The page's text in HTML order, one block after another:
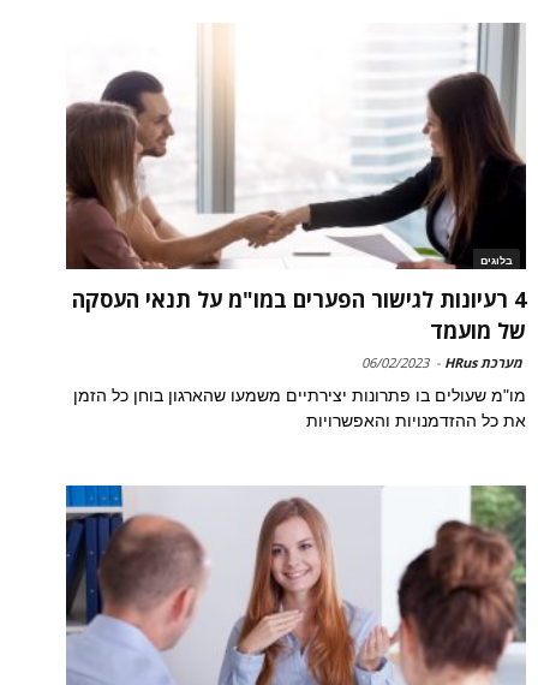
בלוגים
4 רעיונות לגישור הפערים במו"מ על תנאי העסקה
של מועמד
מערכת HRus -
06/02/2023
מו"מ שעולים בו פתרונות יצירתיים משמעו שהארגון בוחן כל הזמן
את כל ההזדמנויות והאפשרויות